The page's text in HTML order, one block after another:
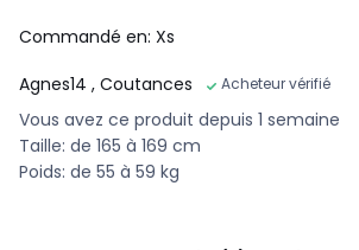
Commandé en: Xs
Agnes14 , Coutances Acheteur vérifié
Vous avez ce produit depuis 1 semaine
Taille: de 165 à 169 cm
Poids: de 55 à 59 kg